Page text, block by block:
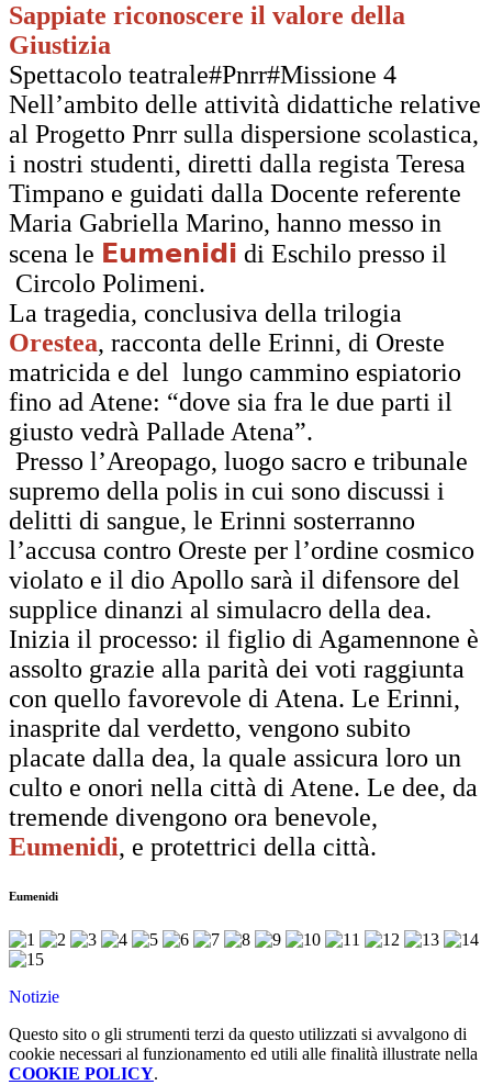
Sappiate riconoscere il valore della
Giustizia
Spettacolo teatrale#Pnrr#Missione 4
Nell’ambito delle attività didattiche relative
al Progetto Pnrr sulla dispersione scolastica,
i nostri studenti, diretti dalla regista Teresa
Timpano e guidati dalla Docente referente
Maria Gabriella Marino, hanno messo in
scena le 𝗘𝘂𝗺𝗲𝗻𝗶𝗱𝗶 di Eschilo presso il
Circolo Polimeni.
La tragedia, conclusiva della trilogia
Orestea, racconta delle Erinni, di Oreste
matricida e del lungo cammino espiatorio
fino ad Atene: “dove sia fra le due parti il
giusto vedrà Pallade Atena”.
Presso l’Areopago, luogo sacro e tribunale
supremo della polis in cui sono discussi i
delitti di sangue, le Erinni sosterranno
l’accusa contro Oreste per l’ordine cosmico
violato e il dio Apollo sarà il difensore del
supplice dinanzi al simulacro della dea.
Inizia il processo: il figlio di Agamennone è
assolto grazie alla parità dei voti raggiunta
con quello favorevole di Atena. Le Erinni,
inasprite dal verdetto, vengono subito
placate dalla dea, la quale assicura loro un
culto e onori nella città di Atene. Le dee, da
tremende divengono ora benevole,
Eumenidi, e protettrici della città.
Eumenidi
Notizie
Questo sito o gli strumenti terzi da questo utilizzati si avvalgono di
cookie necessari al funzionamento ed utili alle finalità illustrate nella
COOKIE POLICY.